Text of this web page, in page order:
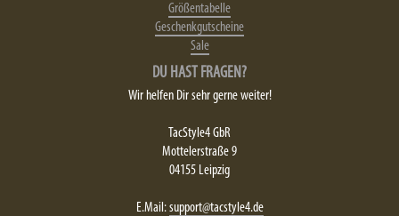
Größentabelle
Geschenkgutscheine
Sale
DU HAST FRAGEN?
Wir helfen Dir sehr gerne weiter!
TacStyle4 GbR
Mottelerstraße 9
04155 Leipzig
E.Mail:support@tacstyle4.de